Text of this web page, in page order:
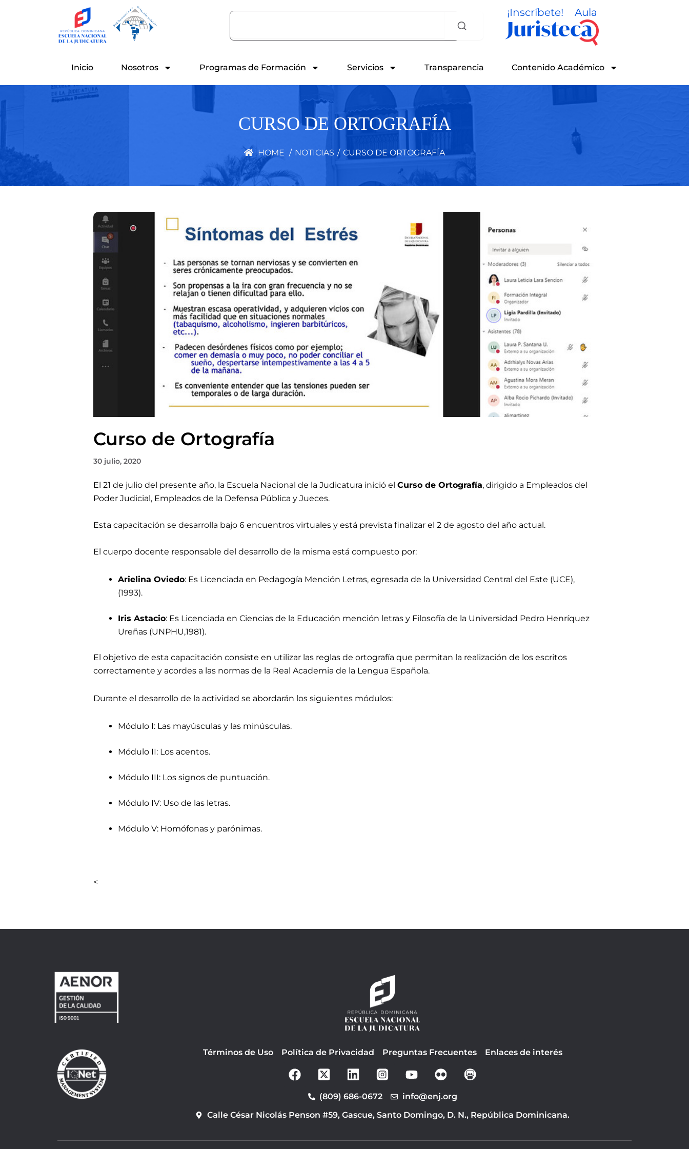
Search ¡Inscríbete! Aula
Inicio Nosotros Programas de Formación Servicios Transparencia Contenido Académico
CURSO DE ORTOGRAFÍA
HOME / NOTICIAS / CURSO DE ORTOGRAFÍA
Curso de Ortografía
30 julio, 2020
El 21 de julio del presente año, la Escuela Nacional de la Judicatura inició el Curso de Ortografía, dirigido a Empleados del
Poder Judicial, Empleados de la Defensa Pública y Jueces.
Esta capacitación se desarrolla bajo 6 encuentros virtuales y está prevista finalizar el 2 de agosto del año actual.
El cuerpo docente responsable del desarrollo de la misma está compuesto por:
Arielina Oviedo: Es Licenciada en Pedagogía Mención Letras, egresada de la Universidad Central del Este (UCE),
(1993).
Iris Astacio: Es Licenciada en Ciencias de la Educación mención letras y Filosofía de la Universidad Pedro Henríquez
Ureñas (UNPHU,1981).
El objetivo de esta capacitación consiste en utilizar las reglas de ortografía que permitan la realización de los escritos
correctamente y acordes a las normas de la Real Academia de la Lengua Española.
Durante el desarrollo de la actividad se abordarán los siguientes módulos:
Módulo I: Las mayúsculas y las minúsculas.
Módulo II: Los acentos.
Módulo III: Los signos de puntuación.
Módulo IV: Uso de las letras.
Módulo V: Homófonas y parónimas.
<
Términos de Uso Política de Privacidad Preguntas Frecuentes Enlaces de interés
F
a
b
o
o
u
t
u
e
(809) 686-0672
info@enj.org
Calle César Nicolás Penson #59, Gascue, Santo Domingo, D. N., República Dominicana.